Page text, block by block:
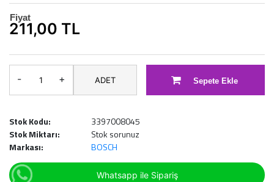
Fiyat
211,00 TL
- + ADET Sepete Ekle
Stok Kodu:
3397008045
Stok Miktarı:
Stok sorunuz
Markası:
BOSCH
Whatsapp ile Sipariş